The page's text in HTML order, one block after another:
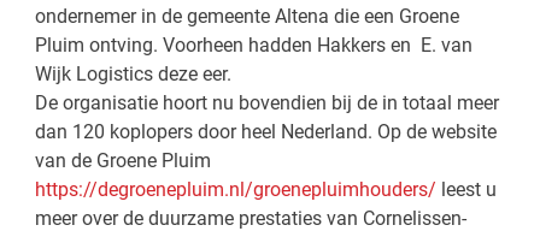
ondernemer in de gemeente Altena die een Groene
Pluim ontving. Voorheen hadden Hakkers en E. van
Wijk Logistics deze eer.
De organisatie hoort nu bovendien bij de in totaal meer
dan 120 koplopers door heel Nederland. Op de website
van de Groene Pluim
https://degroenepluim.nl/groenepluimhouders/ leest u
meer over de duurzame prestaties van Cornelissen-